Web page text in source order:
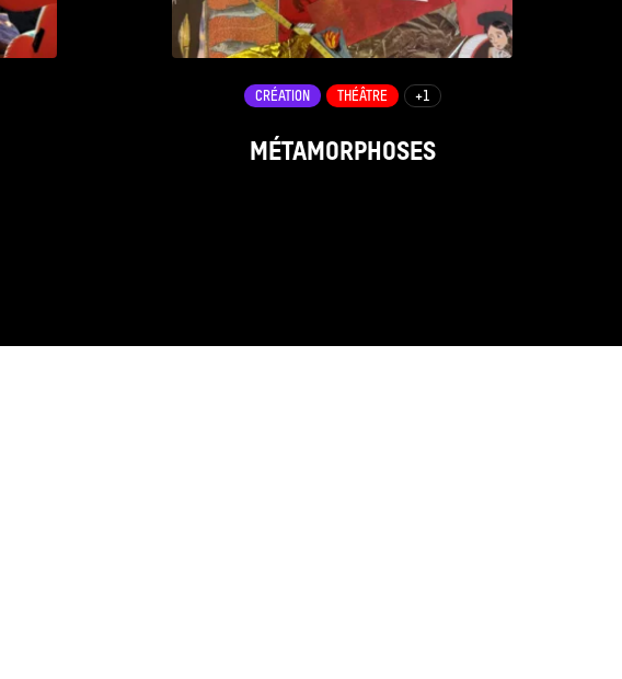
MÉTAMORPHOSES
CRÉATION THÉÂTRE +1